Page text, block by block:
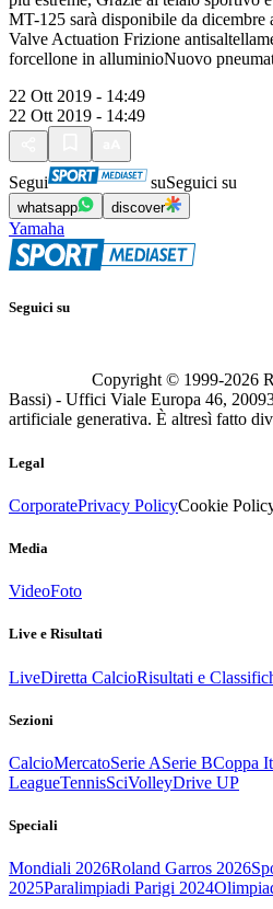
MT-125 sarà disponibile da
Valve Actuation Frizione
forcellone in alluminioNuovo
22 Ott 2019 - 14:49
22 Ott 2019 - 14:49
Segui suSeguici su
whatsapp discover
Yamaha
Seguici su
Copyright © 1999-2026
Bassi) - Uffici Viale Europa 46,
artificiale generativa. È altresì fatto
Legal
CorporatePrivacy PolicyCookie
Media
VideoFoto
Live e Risultati
LiveDiretta CalcioRisultati e
Sezioni
CalcioMercatoSerie ASerie BCoppa
LeagueTennisSciVolleyDrive UP
Speciali
Mondiali 2026Roland Garros 2026
2025Paralimpiadi Parigi 2024